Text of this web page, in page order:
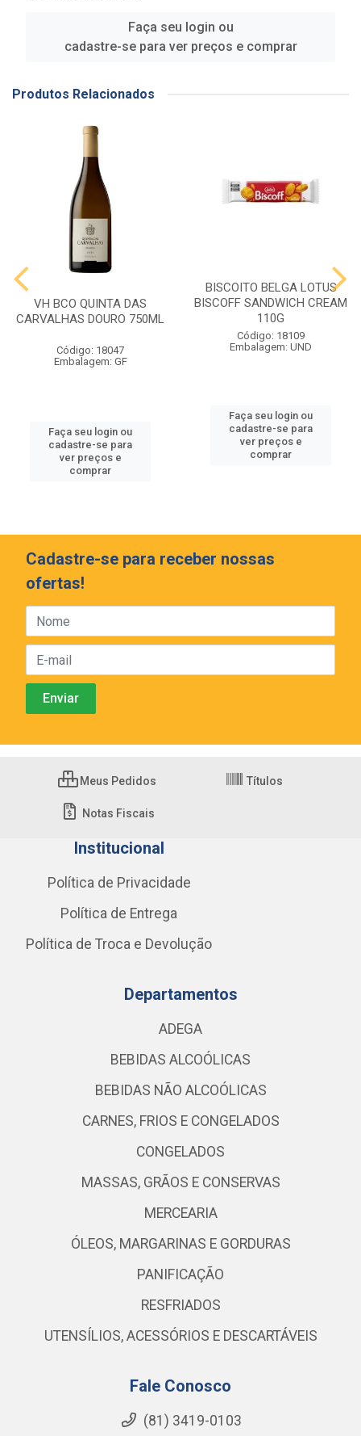
Faça seu login ou
cadastre-se para ver preços e comprar
Produtos Relacionados
VH BCO QUINTA DAS
CARVALHAS DOURO 750ML
Código: 18047
Embalagem: GF
Faça seu login ou
cadastre-se para
ver preços e
comprar
BISCOITO BELGA LOTUS
BISCOFF SANDWICH CREAM
110G
Código: 18109
Embalagem: UND
Faça seu login ou
cadastre-se para
ver preços e
comprar
Cadastre-se para receber nossas
ofertas!
Meus Pedidos Títulos
Notas Fiscais
Institucional
Política de Privacidade
Política de Entrega
Política de Troca e Devolução
Departamentos
ADEGA
BEBIDAS ALCOÓLICAS
BEBIDAS NÃO ALCOÓLICAS
CARNES, FRIOS E CONGELADOS
CONGELADOS
MASSAS, GRÃOS E CONSERVAS
MERCEARIA
ÓLEOS, MARGARINAS E GORDURAS
PANIFICAÇÃO
RESFRIADOS
UTENSÍLIOS, ACESSÓRIOS E DESCARTÁVEIS
Fale Conosco
(81) 3419-0103